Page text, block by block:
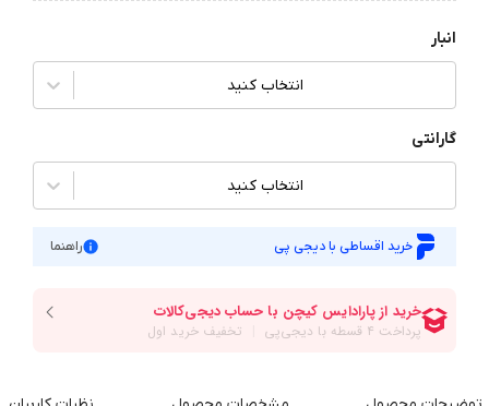
انبار
انتخاب کنید
گارانتی
انتخاب کنید
خرید اقساطی با دیجی پی راهنما